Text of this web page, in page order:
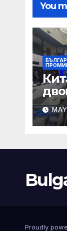
You
за
Proudly